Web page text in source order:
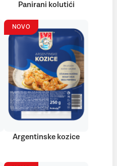
Panirani kolutići
NOVO
Argentinske kozice